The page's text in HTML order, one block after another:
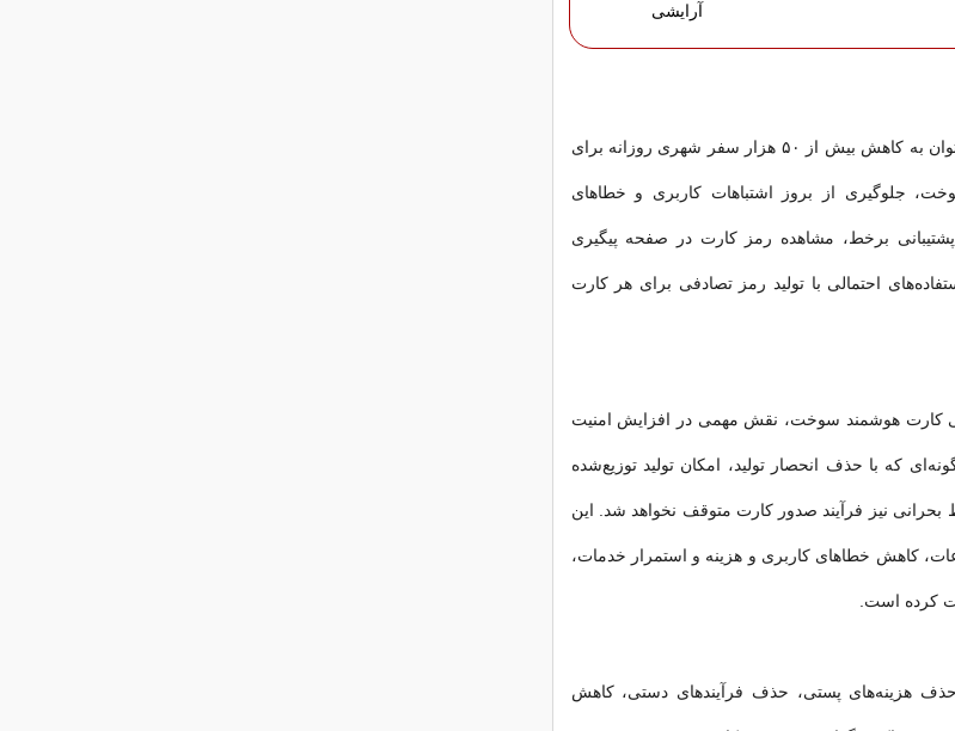
آرایشی
از دیگر دستاوردهای این طرح می‌توان به کاهش بیش از ۵۰ هزار سفر شهری روزانه برای
جلوگیری از بروز اشتباهات کاربری و خطاهای
برخط، مشاهده رمز کارت در صفحه پیگیری
احتمالی با تولید رمز تصادفی برای هر کارت
کارت هوشمند سوخت، نقش مهمی در افزایش امنیت
که با حذف انحصار تولید، امکان تولید توزیع‌شده
نیز فرآیند صدور کارت متوقف نخواهد شد. این
کاهش خطاهای کاربری و هزینه و استمرار خدمات،
کرده است.
هزینه‌های پستی، حذف فرآیندهای دستی، کاهش